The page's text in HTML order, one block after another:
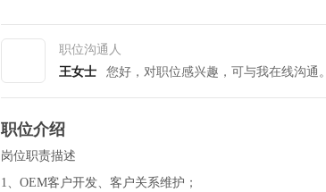
职位沟通人
王女士
您好，对职位感兴趣，可与我在线沟通。
职位介绍
岗位职责描述
1、OEM客户开发、客户关系维护；